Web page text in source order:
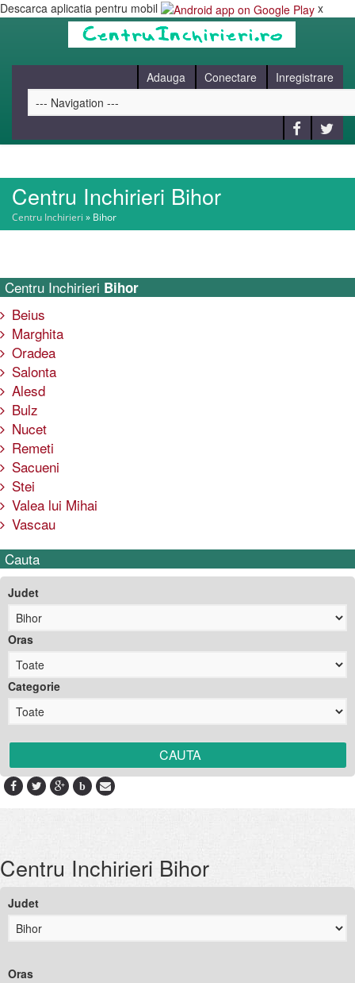
Descarca aplicatia pentru mobil x
Adauga Conectare Inregistrare
HOME
BLOG
CONTACT
Centru Inchirieri Bihor
Centru Inchirieri » Bihor
Centru Inchirieri Bihor
Beius
Marghita
Oradea
Salonta
Alesd
Bulz
Nucet
Remeti
Sacueni
Stei
Valea lui Mihai
Vascau
Cauta
Judet
Oras
Categorie
b
Centru Inchirieri Bihor
Judet
Oras